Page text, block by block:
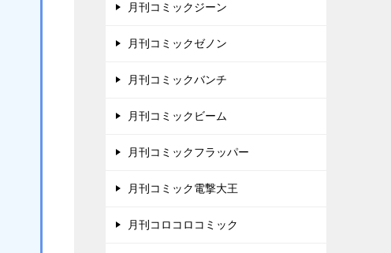
月刊コミックジーン
月刊コミックゼノン
月刊コミックバンチ
月刊コミックビーム
月刊コミックフラッパー
月刊コミック電撃大王
月刊コロコロコミック